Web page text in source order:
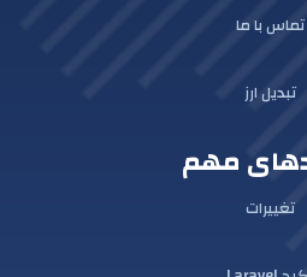
تماس با ما
تبدیل ارز
مهم
تغییرات